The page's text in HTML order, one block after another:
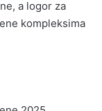
a logor za
kompleksima